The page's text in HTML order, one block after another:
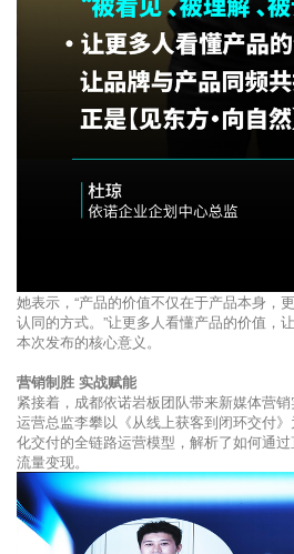
她表示，“产品的价值不仅在于产品本身，
认同的方式。”让更多人看懂产品的价值，
本次发布的核心意义。
营销制胜 实战赋能
紧接着，成都依诺岩板团队带来新媒体营
运营总监李攀以《从线上获客到闭环交付
化交付的全链路运营模型，解析了如何通
流量变现。